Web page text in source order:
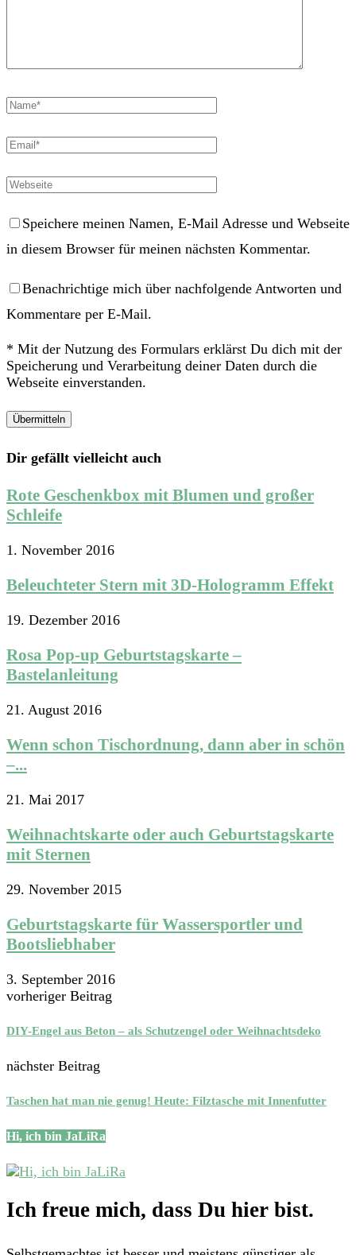
Speichere meinen Namen, E-Mail Adresse und Webseite
in diesem Browser für meinen nächsten Kommentar.
Benachrichtige mich über nachfolgende Antworten und
Kommentare per E-Mail.
* Mit der Nutzung des Formulars erklärst Du dich mit der
Speicherung und Verarbeitung deiner Daten durch die
Webseite einverstanden.
Dir gefällt vielleicht auch
Rote Geschenkbox mit Blumen und großer
Schleife
1. November 2016
Beleuchteter Stern mit 3D-Hologramm Effekt
19. Dezember 2016
Rosa Pop-up Geburtstagskarte –
Bastelanleitung
21. August 2016
Wenn schon Tischordnung, dann aber in schön
–...
21. Mai 2017
Weihnachtskarte oder auch Geburtstagskarte
mit Sternen
29. November 2015
Geburtstagskarte für Wassersportler und
Bootsliebhaber
3. September 2016
vorheriger Beitrag
DIY-Engel aus Beton – als Schutzengel oder Weihnachtsdeko
nächster Beitrag
Taschen hat man nie genug! Heute: Filztasche mit Innenfutter
Hi, ich bin JaLiRa
Ich freue mich, dass Du hier bist.